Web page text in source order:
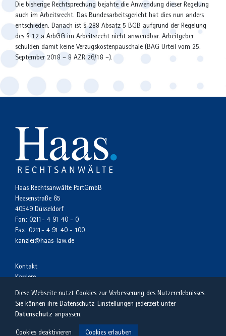
Die bisherige Rechtsprechung bejahte die Anwendung dieser Regelung
auch im Arbeitsrecht. Das Bundesarbeitsgericht hat dies nun anders
entschieden. Danach ist § 288 Absatz 5 BGB aufgrund der Regelung
des § 12 a ArbGG im Arbeitsrecht nicht anwendbar. Arbeitgeber
schulden damit keine Verzugskostenpauschale (BAG Urteil vom 25.
September 2018 – 8 AZR 26/18 –).
Haas Rechtsanwälte PartGmbB
Heesenstraße 65
40549 Düsseldorf
Fon: 0211- 4 91 40 - 0
Fax: 0211- 4 91 40 - 100
kanzlei@haas-law.de
Kontakt
Karriere
Diese Webseite nutzt Cookies zur Verbesserung des Nutzererlebnisses.
Sie können ihre Datenschutz-Einstellungen jederzeit unter
Datenschutz anpassen.
Cookies deaktivieren Cookies erlauben